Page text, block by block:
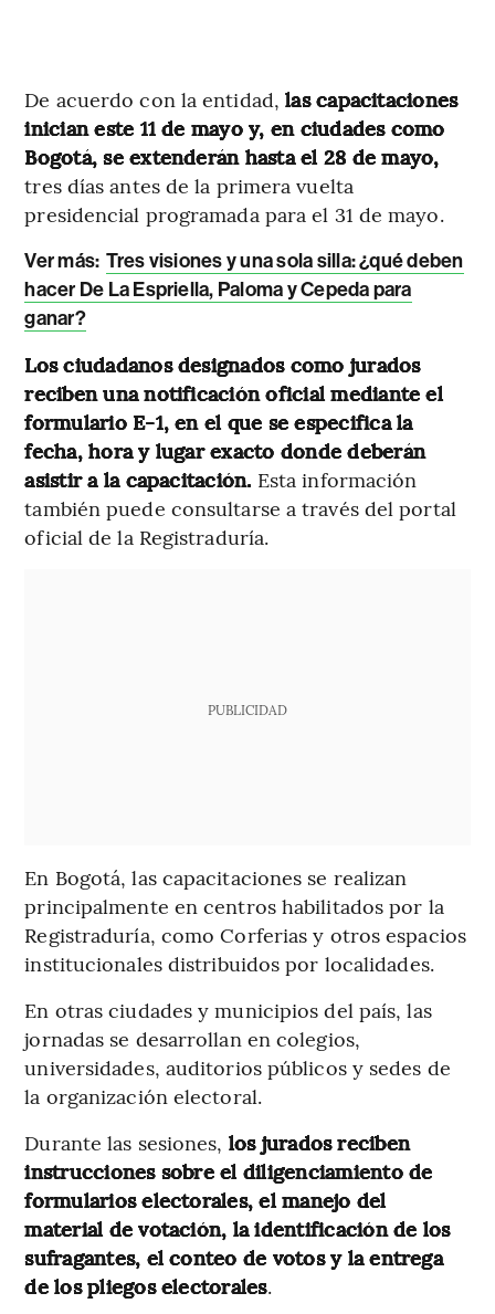
De acuerdo con la entidad,las capacitaciones
inician este 11 de mayo y, en ciudades como
Bogotá, se extenderán hasta el 28 de mayo,
tres días antes de la primera vuelta
presidencial programada para el 31 de mayo.
Ver más: Tres visiones y una sola silla: ¿qué deben
hacer De La Espriella, Paloma y Cepeda para
ganar?
Los ciudadanos designados como jurados
reciben una notificación oficial mediante el
formulario E-1, en el que se especifica la
fecha, hora y lugar exacto donde deberán
asistir a la capacitación. Esta información
también puede consultarse a través del portal
oficial de la Registraduría.
PUBLICIDAD
En Bogotá, las capacitaciones se realizan
principalmente en centros habilitados por la
Registraduría, como Corferias y otros espacios
institucionales distribuidos por localidades.
En otras ciudades y municipios del país, las
jornadas se desarrollan en colegios,
universidades, auditorios públicos y sedes de
la organización electoral.
Durante las sesiones, los jurados reciben
instrucciones sobre el diligenciamiento de
formularios electorales, el manejo del
material de votación, la identificación de los
sufragantes, el conteo de votos y la entrega
de los pliegos electorales.